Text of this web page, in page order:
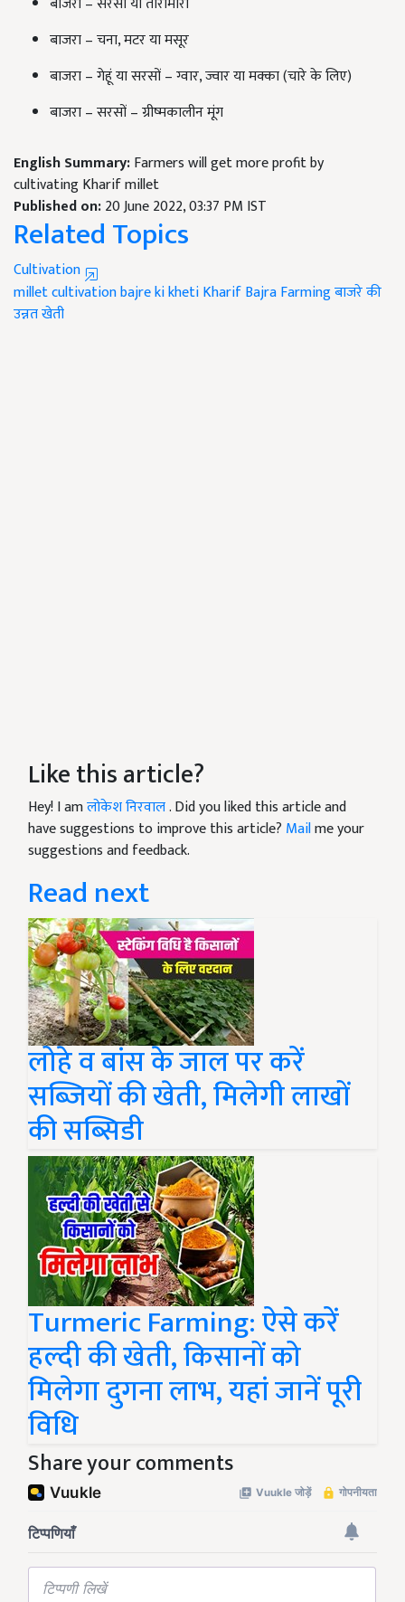
बाजरा – चना, मटर या मसूर
बाजरा – गेहूं या सरसों – ग्वार, ज्वार या मक्का (चारे के लिए)
बाजरा – सरसों – ग्रीष्मकालीन मूंग
English Summary:Farmers will get more profit by
cultivating Kharif millet
Published on:20 June 2022, 03:37 PM IST
Related Topics
Cultivation
millet cultivationbajre ki khetiKharif Bajra Farmingबाजरे की
उन्नत खेती
Like this article?
Hey! I amलोकेश निरवाल. Did you liked this article and
have suggestions to improve this article? Mailme your
suggestions and feedback.
Read next
लोहे व बांस के जाल पर करें
सब्जियों की खेती, मिलेगी लाखों
की सब्सिडी
Turmeric Farming: ऐसे करें
हल्दी की खेती, किसानों को
मिलेगा दुगना लाभ, यहां जानें पूरी
विधि
Share your comments